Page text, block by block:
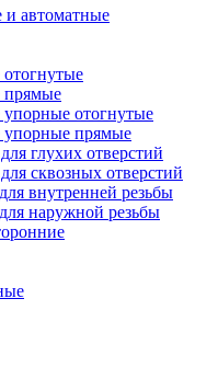
автоматные
прямые
отогнутые
упорные прямые
глухих отверстий
сквозных отверстий
внутренней резьбы
наружной резьбы